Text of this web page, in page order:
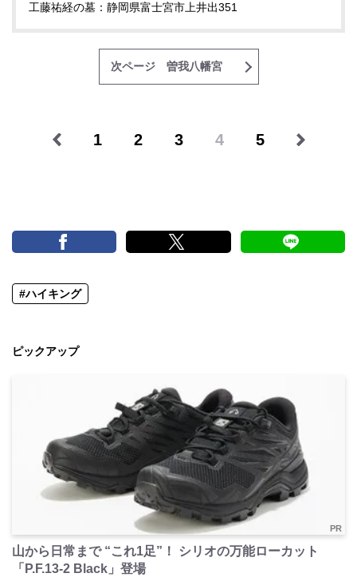
工藤祐経の墓：静岡県富士宮市上井出351
次ページ 曽我八幡宮
1 2 3 4 5
#ハイキング
ピックアップ
PR
山から日常まで “これ1足”！ シリオの万能ローカット
「P.F.13-2 Black」登場